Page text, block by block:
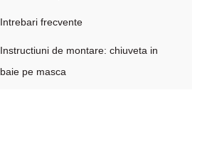
Intrebari frecvente
Instructiuni de montare: chiuveta in
baie pe masca